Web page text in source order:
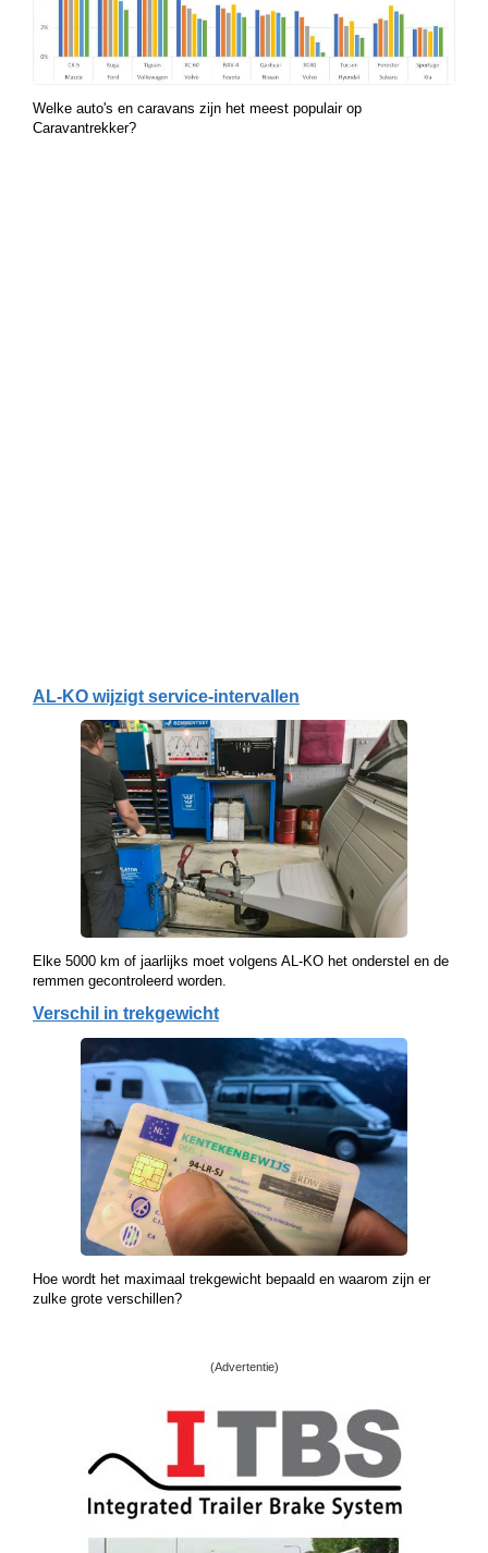
Welke auto's en caravans zijn het meest populair op
Caravantrekker?
AL-KO wijzigt service-intervallen
Elke 5000 km of jaarlijks moet volgens AL-KO het onderstel en de
remmen gecontroleerd worden.
Verschil in trekgewicht
Hoe wordt het maximaal trekgewicht bepaald en waarom zijn er
zulke grote verschillen?
(Advertentie)